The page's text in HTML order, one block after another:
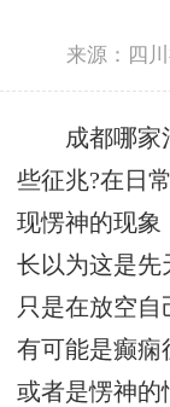
来源：四
成都哪家治
些征兆?在日
现愣神的现象
长以为这是先
只是在放空
有可能是癫痫
或者是愣神的